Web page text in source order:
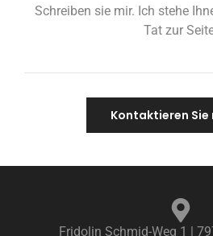
Schreiben sie mir. Ich stehe
Tat zur
Kontaktieren Sie
Fridolin Schmid-Weg 1 |